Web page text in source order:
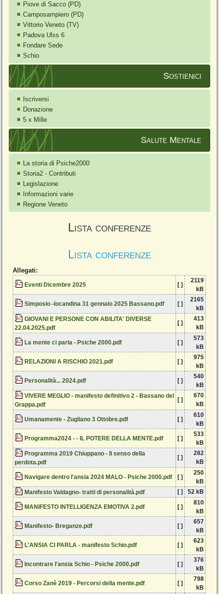
Piove di Sacco (PD)
Camposampiero (PD)
Vittorio Veneto (TV)
Padova Ulss 6
Fondare Sede
Schio
Sostienici
Iscriversi
Donazione
5 x Mille
Salute Mentale
La storia di Psiche2000
Storia2 - Contributi
Legislazione
Informazioni varie
Regione Veneto
Lista conferenze
Lista conferenze
Allegati:
Eventi Dicembre 2025 [ ]
2119
kB
Simposio -locandina 31 gennaio 2025 Bassano.pdf [ ]
2165
kB
GIOVANI E PERSONE CON ABILITA' DIVERSE
22.04.2025.pdf
[ ]
413
kB
La mente ci parla - Psiche 2000.pdf [ ]
573
kB
RELAZIONI A RISCHIO 2021.pdf [ ]
975
kB
Personalità... 2024.pdf [ ]
540
kB
VIVERE MEGLIO - manifesto definitivo 2 - Bassano del
Grappa.pdf
[ ]
670
kB
Umanamente - Zugliano 3 Ottobre.pdf [ ]
610
kB
Programma2024 - - IL POTERE DELLA MENTE.pdf [ ]
533
kB
Programma 2019 Chiuppano - Il senso della
perdota.pdf
[ ]
282
kB
Navigare dentro l'ansia 2024 MALO - Psiche 2000.pdf [ ]
250
kB
Manifesto Valdagno- tratti di personalità.pdf
[ ] 52 kB
MANIFESTO INTELLIGENZA EMOTIVA 2.pdf [ ]
810
kB
Manifesto- Breganze.pdf [ ]
657
kB
L'ANSIA CI PARLA - manifesto Schio.pdf [ ]
623
kB
Incontrare l'ansia Schio - Psiche 2000.pdf [ ]
376
kB
Corso Zanè 2019 - Percorsi della mente.pdf [ ]
798
kB